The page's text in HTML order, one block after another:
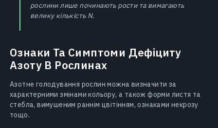
рослини лише починають рости та вимагають
велику кількість N.
Ознаки Та Симптоми Дефіциту
Азоту В Рослинах
Азотне голодування рослин можна визначити за
характерними змінами кольору, а також форми листя та
стебла, вимушеним раннім цвітінням, ознаками некрозу
тощо.